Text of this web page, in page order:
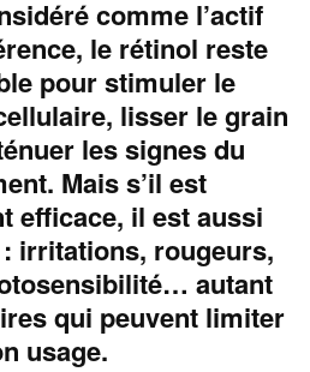
comme l’actif
le rétinol reste
pour stimuler le
lisser le grain
les signes du
Mais s’il est
efficace, il est aussi
irritations, rougeurs,
autant
qui peuvent limiter
usage.